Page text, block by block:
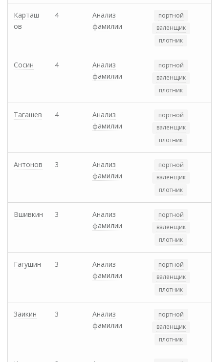
Карташ
ов
4
Анализ
фамилии
портной
валенщик
плотник
Сосин 4
Анализ
фамилии
портной
валенщик
плотник
Тагашев 4
Анализ
фамилии
портной
валенщик
плотник
Антонов 3
Анализ
фамилии
портной
валенщик
плотник
Вшивкин 3
Анализ
фамилии
портной
валенщик
плотник
Гагушин 3
Анализ
фамилии
портной
валенщик
плотник
Заикин 3
Анализ
фамилии
портной
валенщик
плотник